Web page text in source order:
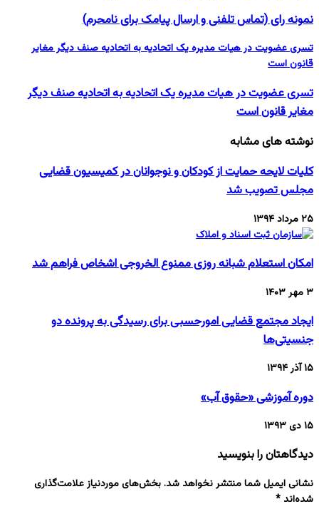
نمونه رای (تماس تلفنی و ارسال پیامک برای نامحرم)
تسری عضویت در هیات مدیره یک اتحادیه به اتحادیه صنف دیگر مغایر
قانون است
تسری عضویت در هیات مدیره یک اتحادیه به اتحادیه صنف دیگر
مغایر قانون است
نوشته های مشابه
کلیات لایحه حمایت از کودکان و نوجوانان در کمیسیون قضایی
مجلس تصویب شد
۲۵ مرداد ۱۳۹۴
امکان استعلام شبانه روزی ممنوع الخروجی اشخاص فراهم شد
۳ مهر ۱۴۰۳
ایجاد مجتمع قضایی امورحسبی برای رسیدگی به پرونده دو
جنسیتی‌ها
۱۵ آذر ۱۳۹۴
دوره آموزشی «حقوق آب»
۱۵ دی ۱۳۹۳
دیدگاهتان را بنویسید
نشانی ایمیل شما منتشر نخواهد شد.بخش‌های موردنیاز علامت‌گذاری
شده‌اند *